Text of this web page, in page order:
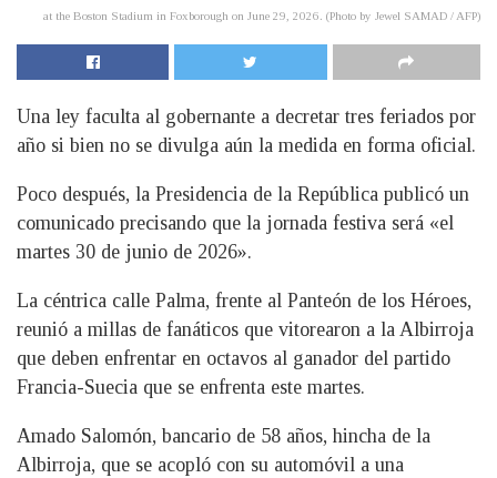
at the Boston Stadium in Foxborough on June 29, 2026. (Photo by Jewel SAMAD / AFP)
Una ley faculta al gobernante a decretar tres feriados por
año si bien no se divulga aún la medida en forma oficial.
Poco después, la Presidencia de la República publicó un
comunicado precisando que la jornada festiva será «el
martes 30 de junio de 2026».
La céntrica calle Palma, frente al Panteón de los Héroes,
reunió a millas de fanáticos que vitorearon a la Albirroja
que deben enfrentar en octavos al ganador del partido
Francia-Suecia que se enfrenta este martes.
Amado Salomón, bancario de 58 años, hincha de la
Albirroja, que se acopló con su automóvil a una